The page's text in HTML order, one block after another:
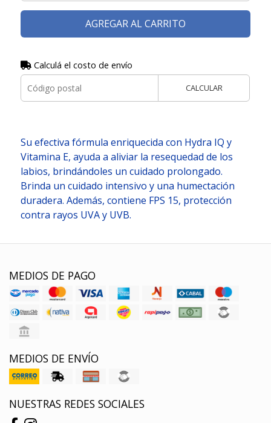
AGREGAR AL CARRITO
Calculá el costo de envío
CALCULAR
Su efectiva fórmula enriquecida con Hydra IQ y
Vitamina E, ayuda a aliviar la resequedad de los
labios, brindándoles un cuidado prolongado.
Brinda un cuidado intensivo y una humectación
duradera. Además, contiene FPS 15, protección
contra rayos UVA y UVB.
MEDIOS DE PAGO
MEDIOS DE ENVÍO
NUESTRAS REDES SOCIALES